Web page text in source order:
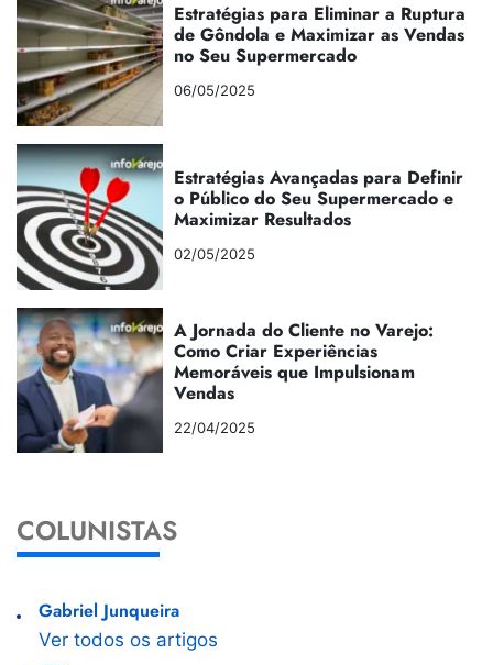
Estratégias para Eliminar a Ruptura
de Gôndola e Maximizar as Vendas
no Seu Supermercado
06/05/2025
Estratégias Avançadas para Definir
o Público do Seu Supermercado e
Maximizar Resultados
02/05/2025
A Jornada do Cliente no Varejo:
Como Criar Experiências
Memoráveis que Impulsionam
Vendas
22/04/2025
COLUNISTAS
Gabriel Junqueira
Ver todos os artigos